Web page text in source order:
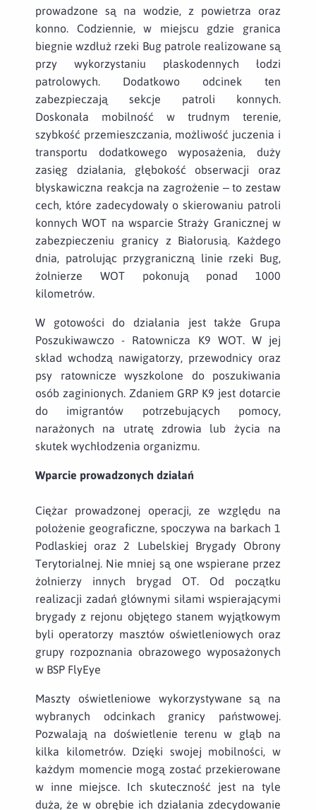
prowadzone są na wodzie, z powietrza oraz
konno. Codziennie, w miejscu gdzie granica
biegnie wzdłuż rzeki Bug patrole realizowane są
przy wykorzystaniu płaskodennych łodzi
patrolowych. Dodatkowo odcinek ten
zabezpieczają sekcje patroli konnych.
Doskonała mobilność w trudnym terenie,
szybkość przemieszczania, możliwość juczenia i
transportu dodatkowego wyposażenia, duży
zasięg działania, głębokość obserwacji oraz
błyskawiczna reakcja na zagrożenie – to zestaw
cech, które zadecydowały o skierowaniu patroli
konnych WOT na wsparcie Straży Granicznej w
zabezpieczeniu granicy z Białorusią. Każdego
dnia, patrolując przygraniczną linie rzeki Bug,
żołnierze WOT pokonują ponad 1000
kilometrów.
W gotowości do działania jest także Grupa
Poszukiwawczo - Ratownicza K9 WOT. W jej
skład wchodzą nawigatorzy, przewodnicy oraz
psy ratownicze wyszkolone do poszukiwania
osób zaginionych. Zdaniem GRP K9 jest dotarcie
do imigrantów potrzebujących pomocy,
narażonych na utratę zdrowia lub życia na
skutek wychłodzenia organizmu.
Wparcie prowadzonych działań
Ciężar prowadzonej operacji, ze względu na
położenie geograficzne, spoczywa na barkach 1
Podlaskiej oraz 2 Lubelskiej Brygady Obrony
Terytorialnej. Nie mniej są one wspierane przez
żołnierzy innych brygad OT. Od początku
realizacji zadań głównymi siłami wspierającymi
brygady z rejonu objętego stanem wyjątkowym
byli operatorzy masztów oświetleniowych oraz
grupy rozpoznania obrazowego wyposażonych
w BSP FlyEye
Maszty oświetleniowe wykorzystywane są na
wybranych odcinkach granicy państwowej.
Pozwalają na doświetlenie terenu w głąb na
kilka kilometrów. Dzięki swojej mobilności, w
każdym momencie mogą zostać przekierowane
w inne miejsce. Ich skuteczność jest na tyle
duża, że w obrębie ich działania zdecydowanie